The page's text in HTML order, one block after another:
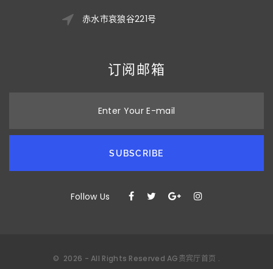
赤水市哀狼谷221号
订阅邮箱
Enter Your E-mail
SUBSCRIBE
Follow Us
© 2026 - All Rights ReservedAG贵宾厅首页 .